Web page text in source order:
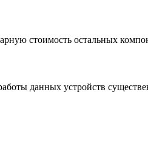
стоимость остальных
данных устройств